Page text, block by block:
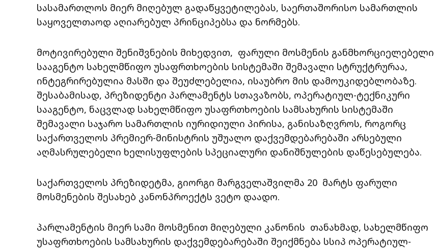
სასამართლოს მიერ მიღებულ გადაწყვეტილებას, საერთაშორისო სამართლის
საყოველთაოდ აღიარებულ პრინციპებსა და ნორმებს.
მოტივირებული შენიშვნების მიხედვით, ფარული მოსმენის განმხორციელებელი
სააგენტო სახელმწიფო უსაფრთხოების სისტემაში შემავალი სტრუქტრურაა,
ინტეგრირებულია მასში და შეუძლებელია, ისაუბრო მის დამოუკიდებლობაზე.
შესაბამისად, პრეზიდენტი პარლამენტს სთავაზობს, ოპერატიულ-ტექნიკური
სააგენტო, ნაცვლად სახელმწიფო უსაფრთხოების სამსახურის სისტემაში
შემავალი საჯარო სამართლის იურიდიული პირისა, განისაზღვროს, როგორც
საქართველოს პრემიერ-მინისტრის უშუალო დაქვემდებარებაში არსებული
აღმასრულებელი ხელისუფლების სპეციალური დანიშნულების დაწესებულება.
საქართველოს პრეზიდეტმა, გიორგი მარგველაშვილმა 20 მარტს ფარული
მოსმენების შესახებ კანონპროექტს ვეტო დაადო.
პარლამენტის მიერ სამი მოსმენით მიღებული კანონის თანახმად, სახელმწიფო
უსაფრთხოების სამსახურის დაქვემდებარებაში შეიქმნება სსიპ ოპერატიულ-